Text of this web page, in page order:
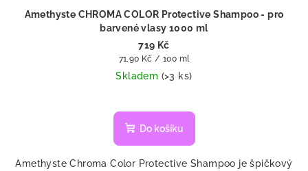
Amethyste CHROMA COLOR Protective Shampoo - pro
barvené vlasy 1000 ml
719 Kč
Měrná
cena:
71,90 Kč / 100 ml
Skladem (>3 ks)
Do košíku
Amethyste Chroma Color Protective Shampoo je špičkový